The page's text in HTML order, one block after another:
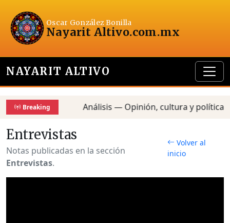
Oscar González Bonilla
Nayarit Altivo.com.mx
NAYARIT ALTIVO
Breaking Análisis — Opinión, cultura y política —
Entrevistas
Notas publicadas en la sección
Entrevistas.
Volver al
inicio